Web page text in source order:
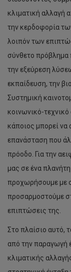
κλιματική αλλαγή
την κερδοφορία
λοιπόν των
σύνθετο πρόβλημα
την εξεύρεση
εκπαίδευση, την
Συστημική
κοινωνικό-
κάποιος μπορεί να
επανάσταση που
πρόοδο. Για την
μας σε ένα
προχωρήσουμε με
προσαρμοστούμε
επιπτώσεις της.
Στο πλαίσιο αυτό,
από την παραγωγή
κλιματικής